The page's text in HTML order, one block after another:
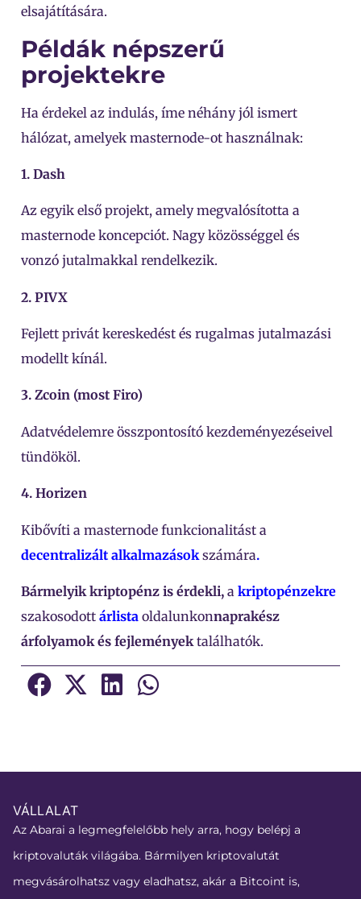
elsajátítására.
Példák népszerű
projektekre
Ha érdekel az indulás, íme néhány jól ismert
hálózat, amelyek masternode-ot használnak:
1. Dash
Az egyik első projekt, amely megvalósította a
masternode koncepciót. Nagy közösséggel és
vonzó jutalmakkal rendelkezik.
2. PIVX
Fejlett privát kereskedést és rugalmas jutalmazási
modellt kínál.
3. Zcoin (most Firo)
Adatvédelemre összpontosító kezdeményezéseivel
tündököl.
4. Horizen
Kibővíti a masternode funkcionalitást a
decentralizált alkalmazások számára.
Bármelyik kriptopénz is érdekli, a kriptopénzekre
szakosodott árlista oldalunkonnaprakész
árfolyamok és fejleményektalálhatók.
VÁLLALAT
Az Abarai a legmegfelelőbb hely arra, hogy belépj a
kriptovaluták világába. Bármilyen kriptovalutát
megvásárolhatsz vagy eladhatsz, akár a Bitcoint is,